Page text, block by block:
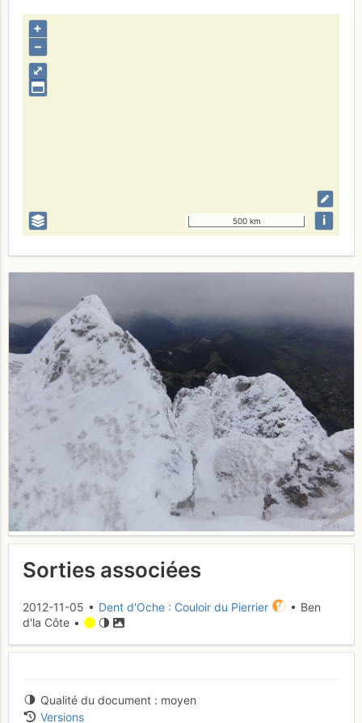
⤢
+
–
500 km i
Sorties associées
2012-11-05 • Dent d'Oche : Couloir du Pierrier
• Ben
d'la Côte •
Qualité du document
moyen
Versions